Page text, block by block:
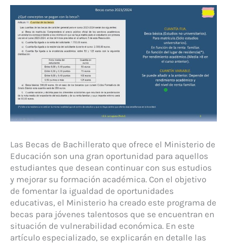
Las Becas de Bachillerato que ofrece el Ministerio de
Educación son una gran oportunidad para aquellos
estudiantes que desean continuar con sus estudios
y mejorar su formación académica. Con el objetivo
de fomentar la igualdad de oportunidades
educativas, el Ministerio ha creado este programa de
becas para jóvenes talentosos que se encuentran en
situación de vulnerabilidad económica. En este
artículo especializado, se explicarán en detalle las